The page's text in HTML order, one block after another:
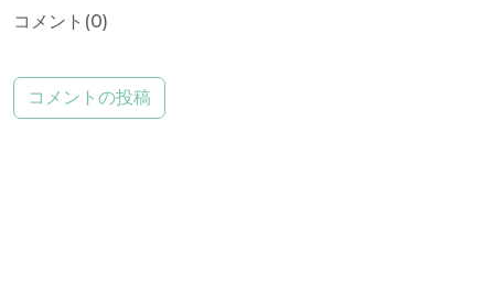
コメント(0)
コメントの投稿